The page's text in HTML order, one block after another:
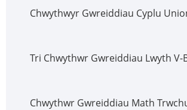
Chwythwyr Gwreiddiau Cyplu
Tri Chwythwr Gwreiddiau Lwyth V-
Chwythwr Gwreiddiau Math